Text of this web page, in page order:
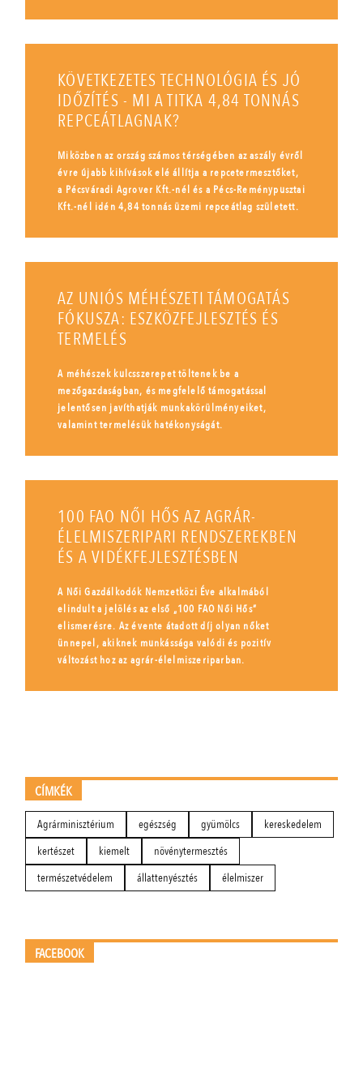
KÖVETKEZETES TECHNOLÓGIA ÉS JÓ
IDŐZÍTÉS - MI A TITKA 4,84 TONNÁS
REPCEÁTLAGNAK?
Miközben az ország számos térségében az aszály évről
évre újabb kihívások elé állítja a repcetermesztőket,
a Pécsváradi Agrover Kft.-nél és a Pécs-Reménypusztai
Kft.-nél idén 4,84 tonnás üzemi repceátlag született.
AZ UNIÓS MÉHÉSZETI TÁMOGATÁS
FÓKUSZA: ESZKÖZFEJLESZTÉS ÉS
TERMELÉS
A méhészek kulcsszerepet töltenek be a
mezőgazdaságban, és megfelelő támogatással
jelentősen javíthatják munkakörülményeiket,
valamint termelésük hatékonyságát.
100 FAO NŐI HŐS AZ AGRÁR-
ÉLELMISZERIPARI RENDSZEREKBEN
ÉS A VIDÉKFEJLESZTÉSBEN
A Női Gazdálkodók Nemzetközi Éve alkalmából
elindult a jelölés az első „100 FAO Női Hős”
elismerésre. Az évente átadott díj olyan nőket
ünnepel, akiknek munkássága valódi és pozitív
változást hoz az agrár-élelmiszeriparban.
CÍMKÉK
Agrárminisztérium egészség gyümölcs
kereskedelem
kertészet
kiemelt
növénytermesztés
természetvédelem
állattenyésztés élelmiszer
FACEBOOK